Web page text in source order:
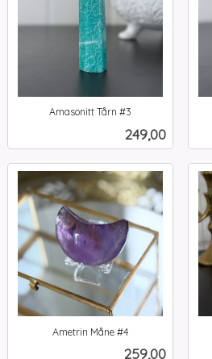
Amasonitt Tårn #3
Pris
249,00
Ametrin Måne #4
Pris
259,00